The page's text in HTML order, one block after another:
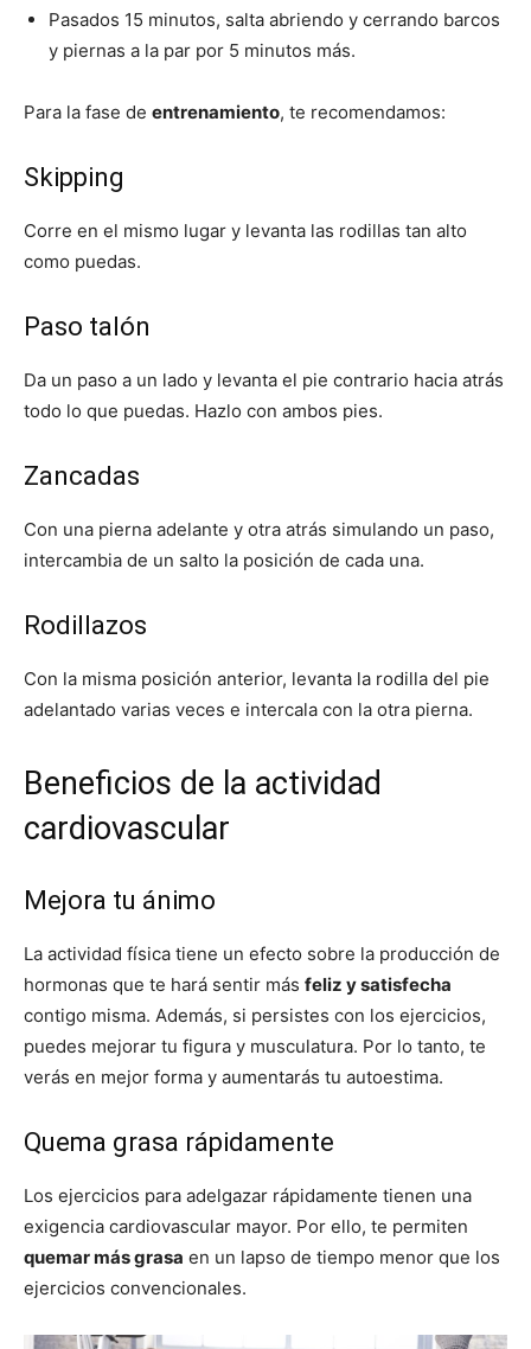
Pasados 15 minutos, salta abriendo y cerrando barcos
y piernas a la par por 5 minutos más.
Para la fase de entrenamiento, te recomendamos:
Skipping
Corre en el mismo lugar y levanta las rodillas tan alto
como puedas.
Paso talón
Da un paso a un lado y levanta el pie contrario hacia atrás
todo lo que puedas. Hazlo con ambos pies.
Zancadas
Con una pierna adelante y otra atrás simulando un paso,
intercambia de un salto la posición de cada una.
Rodillazos
Con la misma posición anterior, levanta la rodilla del pie
adelantado varias veces e intercala con la otra pierna.
Beneficios de la actividad
cardiovascular
Mejora tu ánimo
La actividad física tiene un efecto sobre la producción de
hormonas que te hará sentir más feliz y satisfecha
contigo misma. Además, si persistes con los ejercicios,
puedes mejorar tu figura y musculatura. Por lo tanto, te
verás en mejor forma y aumentarás tu autoestima.
Quema grasa rápidamente
Los ejercicios para adelgazar rápidamente tienen una
exigencia cardiovascular mayor. Por ello, te permiten
quemar más grasa en un lapso de tiempo menor que los
ejercicios convencionales.